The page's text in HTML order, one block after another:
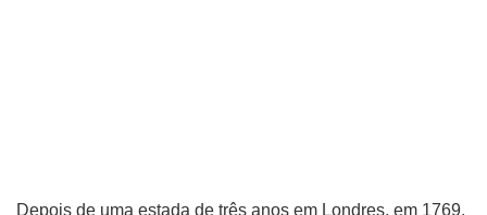
Depois de uma estada de três anos em Londres, em 1769,